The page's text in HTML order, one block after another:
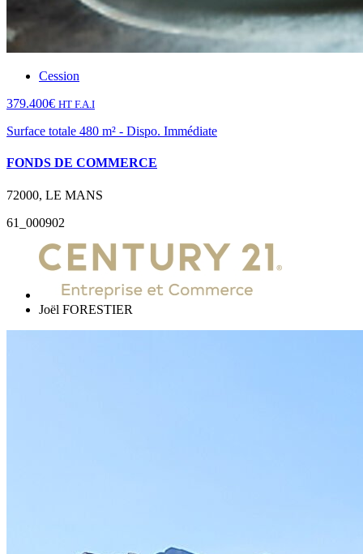
Cession
379.400€ HT F.A.I
Surface totale 480 m² - Dispo. Immédiate
FONDS DE COMMERCE
72000, LE MANS
61_000902
Joël FORESTIER